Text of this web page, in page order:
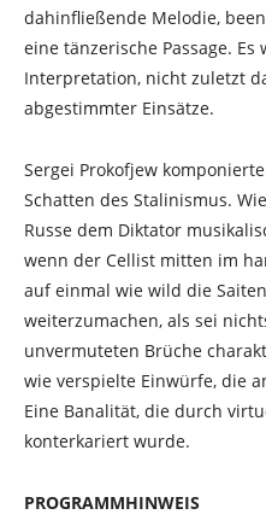
dahinfließende Melodie,
eine tänzerische Passage.
Interpretation, nicht zuletzt
abgestimmter Einsätze.
Sergei Prokofjew
Schatten des Stalinismus.
Russe dem Diktator
wenn der Cellist mitten im
auf einmal wie wild die
weiterzumachen, als sei
unvermuteten Brüche
wie verspielte Einwürfe, die
Eine Banalität, die durch
konterkariert wurde.
PROGRAMMHINWEIS